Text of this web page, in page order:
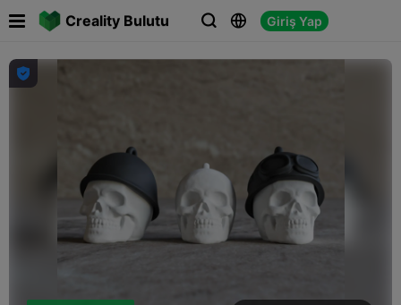
Creality Bulutu   Giriş Yap
 
